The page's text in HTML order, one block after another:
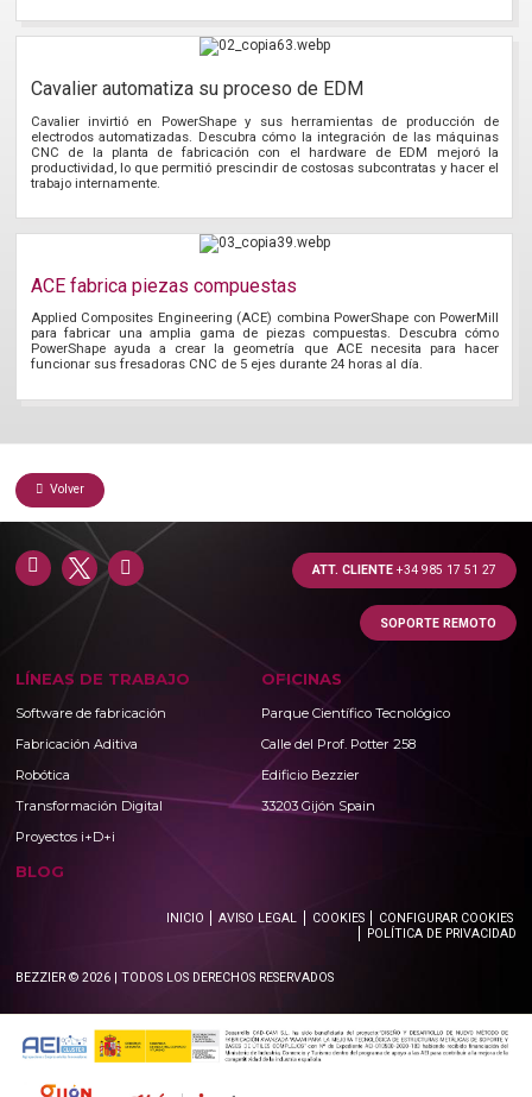
Cavalier automatiza su proceso de EDM
Cavalier invirtió en PowerShape y sus herramientas de producción de
electrodos automatizadas. Descubra cómo la integración de las máquinas
CNC de la planta de fabricación con el hardware de EDM mejoró la
productividad, lo que permitió prescindir de costosas subcontratas y hacer el
trabajo internamente.
ACE fabrica piezas compuestas
Applied Composites Engineering (ACE) combina PowerShape con PowerMill
para fabricar una amplia gama de piezas compuestas. Descubra cómo
PowerShape ayuda a crear la geometría que ACE necesita para hacer
funcionar sus fresadoras CNC de 5 ejes durante 24 horas al día.
Volver
ATT. CLIENTE+34 985 17 51 27
SOPORTE REMOTO
LÍNEAS DE TRABAJO
Software de fabricación
Fabricación Aditiva
Robótica
Transformación Digital
Proyectos i+D+i
BLOG
OFICINAS
Parque Científico Tecnológico
Calle del Prof. Potter 258
Edificio Bezzier
33203 Gijón Spain
INICIO AVISO LEGAL COOKIES
CONFIGURAR COOKIES
POLÍTICA DE PRIVACIDAD
BEZZIER © 2026 | TODOS LOS DERECHOS RESERVADOS